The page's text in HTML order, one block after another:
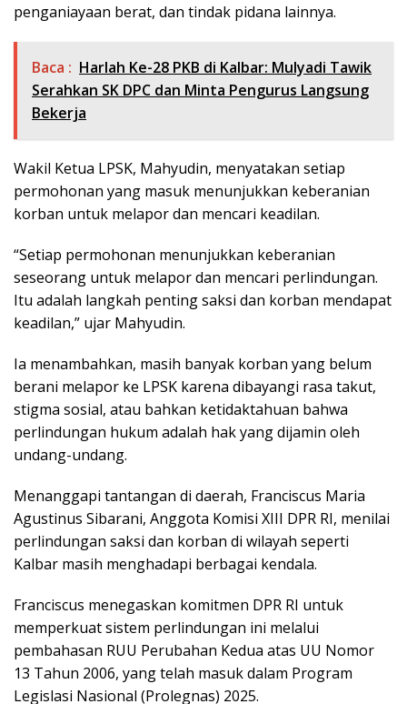
penganiayaan berat, dan tindak pidana lainnya.
Baca : Harlah Ke-28 PKB di Kalbar: Mulyadi Tawik
Serahkan SK DPC dan Minta Pengurus Langsung
Bekerja
Wakil Ketua LPSK, Mahyudin, menyatakan setiap
permohonan yang masuk menunjukkan keberanian
korban untuk melapor dan mencari keadilan.
“Setiap permohonan menunjukkan keberanian
seseorang untuk melapor dan mencari perlindungan.
Itu adalah langkah penting saksi dan korban mendapat
keadilan,” ujar Mahyudin.
Ia menambahkan, masih banyak korban yang belum
berani melapor ke LPSK karena dibayangi rasa takut,
stigma sosial, atau bahkan ketidaktahuan bahwa
perlindungan hukum adalah hak yang dijamin oleh
undang-undang.
Menanggapi tantangan di daerah, Franciscus Maria
Agustinus Sibarani, Anggota Komisi XIII DPR RI, menilai
perlindungan saksi dan korban di wilayah seperti
Kalbar masih menghadapi berbagai kendala.
Franciscus menegaskan komitmen DPR RI untuk
memperkuat sistem perlindungan ini melalui
pembahasan RUU Perubahan Kedua atas UU Nomor
13 Tahun 2006, yang telah masuk dalam Program
Legislasi Nasional (Prolegnas) 2025.